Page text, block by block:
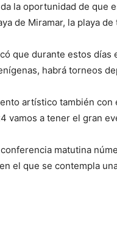
la oportunidad de que
de Miramar, la playa de
que durante estos
habrá torneos
artístico también
vamos a tener el gran
matutina
el que se contempla